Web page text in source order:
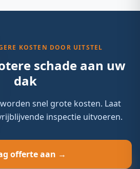
is correcte maatvoering en
KOSTEN DOOR UITSTEL
schade aan uw
dak
snel grote kosten. Laat
inspectie uitvoeren.
offerte aan →